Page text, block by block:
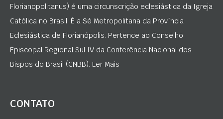
Florianopolitanus) é uma circunscrição eclesiástica da Igreja
Católica no Brasil. É a Sé Metropolitana da Província
Eclesiástica de Florianópolis. Pertence ao Conselho
Episcopal Regional Sul IV da Conferência Nacional dos
Bispos do Brasil (CNBB). Ler Mais
CONTATO